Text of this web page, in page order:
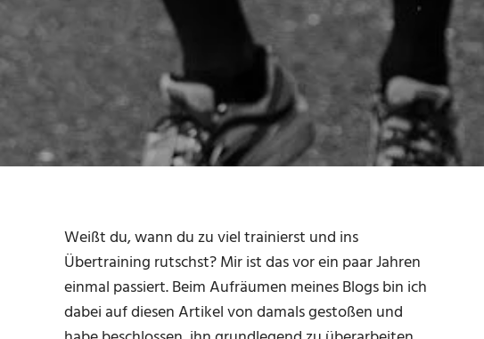
Weißt du, wann du zu viel trainierst und ins
Übertraining rutschst? Mir ist das vor ein paar Jahren
einmal passiert. Beim Aufräumen meines Blogs bin ich
dabei auf diesen Artikel von damals gestoßen und